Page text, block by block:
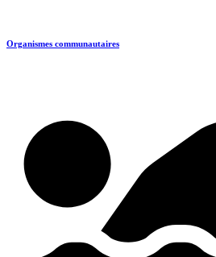
Organismes communautaires